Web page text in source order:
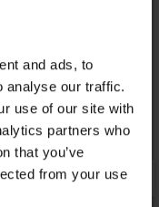
and ads, to
analyse our traffic.
use of our site with
partners who
that you’ve
from your use